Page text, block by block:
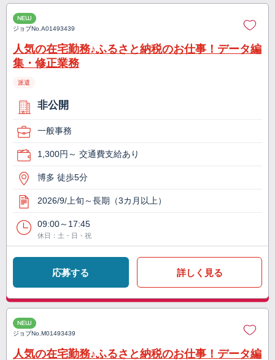
NEW
ジョブNo.A01493439
人気の在宅勤務♪ふるさと納税のお仕事！データ編
集・修正業務
派遣
非公開
一般事務
1,300円～ 交通費支給あり
博多 徒歩5分
2026/9/上旬～長期（3カ月以上）
09:00～17:45
休日：土・日・祝
応募する 詳しく見る
NEW
ジョブNo.M01493439
人気の在宅勤務♪ふるさと納税のお仕事！データ編